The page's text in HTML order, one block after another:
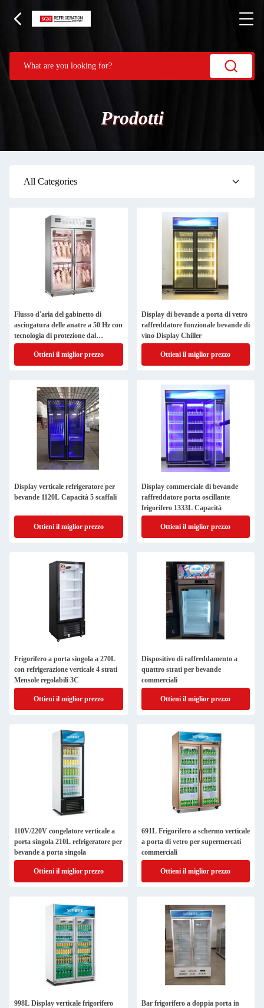
Prodotti
All Categories
Flusso d'aria del gabinetto di
asciugatura delle anatre a 50 Hz con
tecnologia di protezione dal
surriscaldamento
Ottieni il miglior prezzo
Display di bevande a porta di vetro
raffreddatore funzionale bevande di
vino Display Chiller
Ottieni il miglior prezzo
Display verticale refrigeratore per
bevande 1120L Capacità 5 scaffali
Ottieni il miglior prezzo
Display commerciale di bevande
raffreddatore porta oscillante
frigorifero 1333L Capacità
Ottieni il miglior prezzo
Frigorifero a porta singola a 270L
con refrigerazione verticale 4 strati
Mensole regolabili 3C
Ottieni il miglior prezzo
Dispositivo di raffreddamento a
quattro strati per bevande
commerciali
Ottieni il miglior prezzo
110V/220V congelatore verticale a
porta singola 210L refrigeratore per
bevande a porta singola
Ottieni il miglior prezzo
691L Frigorifero a schermo verticale
a porta di vetro per supermercati
commerciali
Ottieni il miglior prezzo
998L Display verticale frigorifero
Bar frigorifero a doppia porta in